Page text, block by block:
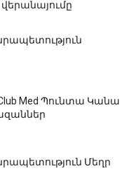
Med Պունտա Կանա
Մեղր